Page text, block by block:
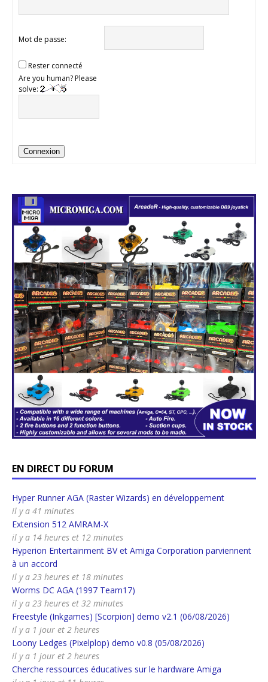
Mot de passe:
Rester connecté
Are you human? Please
solve:
Connexion
EN DIRECT DU FORUM
Hyper Runner AGA (Raster Wizards) en développement
il y a 41 minutes
Extension 512 AMRAM-X
il y a 14 heures et 12 minutes
Hyperion Entertainment BV et Amiga Corporation parviennent
à un accord
il y a 23 heures et 18 minutes
Worms DC AGA (1997 Team17)
il y a 23 heures et 32 minutes
Freestyle (Inkgames) [Scorpion] demo v2.1 (06/08/2026)
il y a 1 jour et 2 heures
Loony Ledges (Pixelplop) demo v0.8 (05/08/2026)
il y a 1 jour et 2 heures
Cherche ressources éducatives sur le hardware Amiga